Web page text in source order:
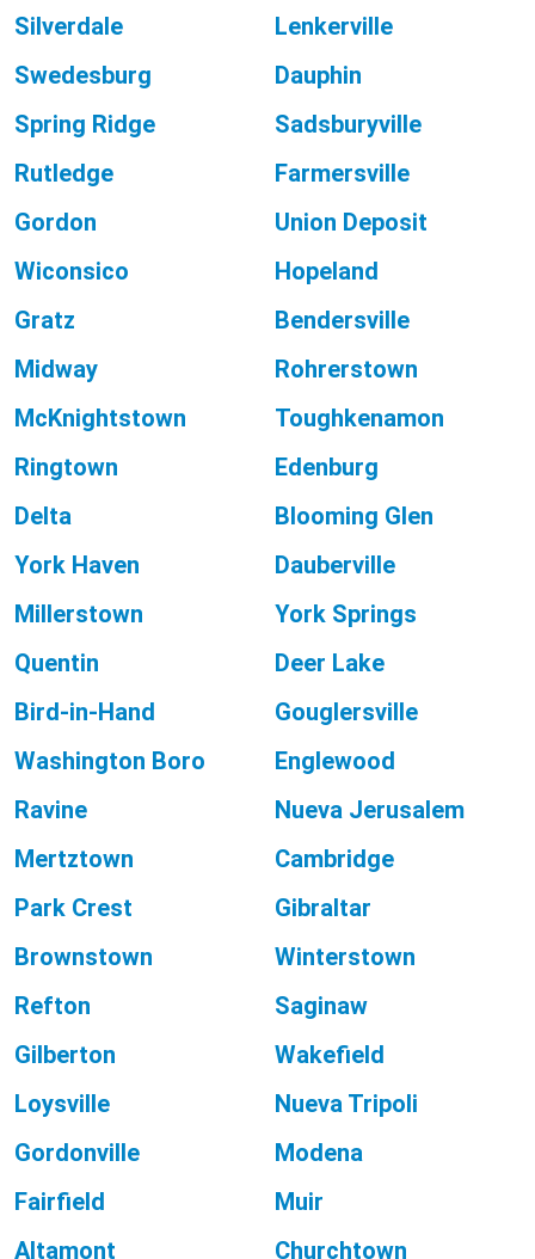
Silverdale
Lenkerville
Swedesburg
Dauphin
Spring Ridge
Sadsburyville
Rutledge
Farmersville
Gordon
Union Deposit
Wiconsico
Hopeland
Gratz
Bendersville
Midway
Rohrerstown
McKnightstown
Toughkenamon
Ringtown
Edenburg
Delta
Blooming Glen
York Haven
Dauberville
Millerstown
York Springs
Quentin
Deer Lake
Bird-in-Hand
Gouglersville
Washington Boro
Englewood
Ravine
Nueva Jerusalem
Mertztown
Cambridge
Park Crest
Gibraltar
Brownstown
Winterstown
Refton
Saginaw
Gilberton
Wakefield
Loysville
Nueva Tripoli
Gordonville
Modena
Fairfield
Muir
Altamont
Churchtown